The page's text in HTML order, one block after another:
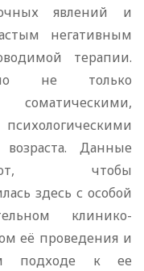
явлений и
негативным
терапии.
не только
возраста. Данные
чтобы
здесь с особой
клинико-
её проведения и
подходе к ее